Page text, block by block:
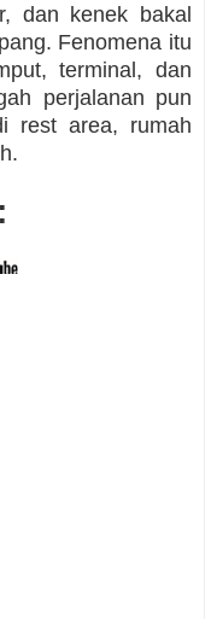
dan kenek bakal
Fenomena itu
terminal, dan
perjalanan pun
rest area, rumah